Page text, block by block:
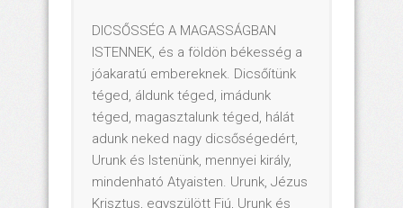
DICSŐSSÉG A MAGASSÁGBAN
ISTENNEK, és a földön békesség a
jóakaratú embereknek. Dicsőítünk
téged, áldunk téged, imádunk
téged, magasztalunk téged, hálát
adunk neked nagy dicsőségedért,
Urunk és Istenünk, mennyei király,
mindenható Atyaisten. Urunk, Jézus
Krisztus, egyszülött Fiú, Urunk és